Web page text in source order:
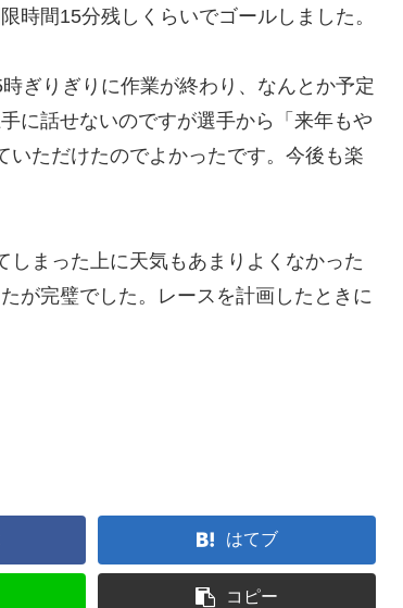
時間15分残しくらいでゴールしました。
ぎりぎりに作業が終わり、なんとか予定
に話せないのですが選手から「来年もや
いただけたのでよかったです。今後も楽
まった上に天気もあまりよくなかった
が完璧でした。レースを計画したときに
はてブ
コピー